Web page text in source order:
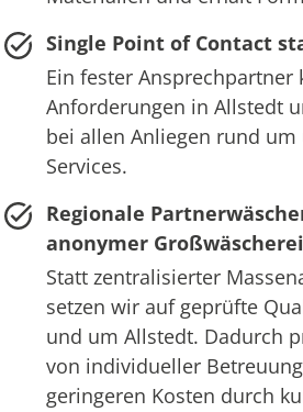
Single Point of Contact
Ein fester Ansprechpartner
Anforderungen in Allstedt
bei allen Anliegen rund um
Services.
Regionale
anonymer Großwäscherei
Statt zentralisierter
setzen wir auf geprüfte
und um Allstedt. Dadurch
von individueller
geringeren Kosten durch